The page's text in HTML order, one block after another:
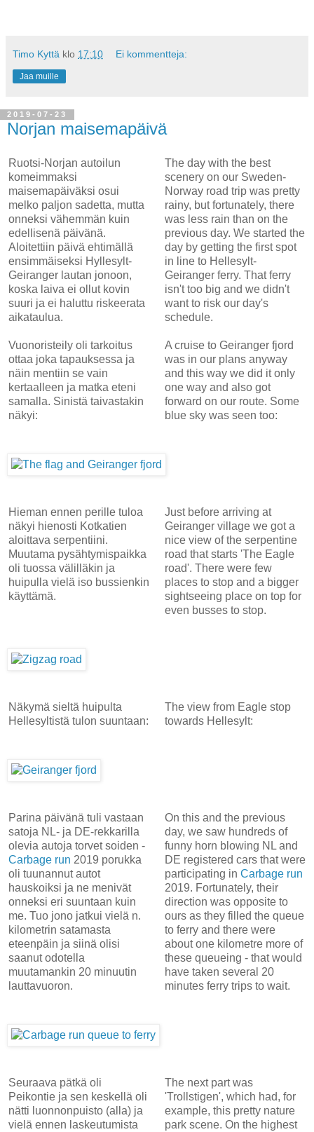
Timo Kyttä klo 17:10 Ei kommentteja:
Jaa muille
2019-07-23
Norjan maisemapäivä
Ruotsi-Norjan autoilun
komeimmaksi
maisemapäiväksi osui
melko paljon sadetta, mutta
onneksi vähemmän kuin
edellisenä päivänä.
Aloitettiin päivä ehtimällä
ensimmäiseksi Hyllesylt-
Geiranger lautan jonoon,
koska laiva ei ollut kovin
suuri ja ei haluttu riskeerata
aikataulua.
Vuonoristeily oli tarkoitus
ottaa joka tapauksessa ja
näin mentiin se vain
kertaalleen ja matka eteni
samalla. Sinistä taivastakin
näkyi:
The day with the best
scenery on our Sweden-
Norway road trip was pretty
rainy, but fortunately, there
was less rain than on the
previous day. We started the
day by getting the first spot
in line to Hellesylt-
Geiranger ferry. That ferry
isn't too big and we didn't
want to risk our day's
schedule.
A cruise to Geiranger fjord
was in our plans anyway
and this way we did it only
one way and also got
forward on our route. Some
blue sky was seen too:
Hieman ennen perille tuloa
näkyi hienosti Kotkatien
aloittava serpentiini.
Muutama pysähtymispaikka
oli tuossa välilläkin ja
huipulla vielä iso bussienkin
käyttämä.
Just before arriving at
Geiranger village we got a
nice view of the serpentine
road that starts 'The Eagle
road'. There were few
places to stop and a bigger
sightseeing place on top for
even busses to stop.
Näkymä sieltä huipulta
Hellesyltistä tulon suuntaan:
The view from Eagle stop
towards Hellesylt:
Parina päivänä tuli vastaan
satoja NL- ja DE-rekkarilla
olevia autoja torvet soiden -
Carbage run 2019 porukka
oli tuunannut autot
hauskoiksi ja ne menivät
onneksi eri suuntaan kuin
me. Tuo jono jatkui vielä n.
kilometrin satamasta
eteenpäin ja siinä olisi
saanut odotella
muutamankin 20 minuutin
lauttavuoron.
On this and the previous
day, we saw hundreds of
funny horn blowing NL and
DE registered cars that were
participating in Carbage run
2019. Fortunately, their
direction was opposite to
ours as they filled the queue
to ferry and there were
about one kilometre more of
these queueing - that would
have taken several 20
minutes ferry trips to wait.
Seuraava pätkä oli
Peikontie ja sen keskellä oli
nätti luonnonpuisto (alla) ja
vielä ennen laskeutumista
The next part was
'Trollstigen', which had, for
example, this pretty nature
park scene. On the highest